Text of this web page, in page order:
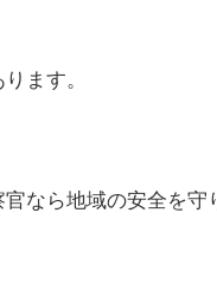
ます。
なら地域の安全を守